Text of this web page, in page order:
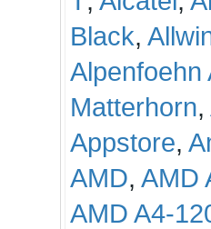
Black,
Alpenfoehn
Matterhorn,
Appstore,
AMD, AMD
AMD A4-